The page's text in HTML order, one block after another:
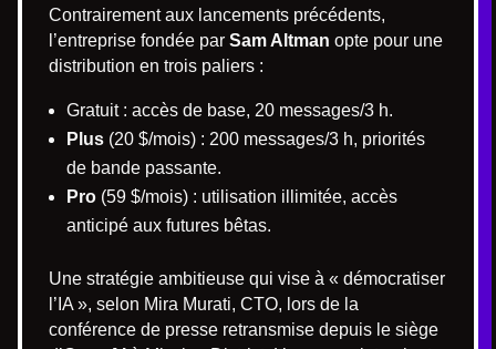
Contrairement aux lancements précédents,
l’entreprise fondée par Sam Altman opte pour une
distribution en trois paliers :
Gratuit : accès de base, 20 messages/3 h.
Plus (20 $/mois) : 200 messages/3 h, priorités
de bande passante.
Pro (59 $/mois) : utilisation illimitée, accès
anticipé aux futures bêtas.
Une stratégie ambitieuse qui vise à « démocratiser
l’IA », selon Mira Murati, CTO, lors de la
conférence de presse retransmise depuis le siège